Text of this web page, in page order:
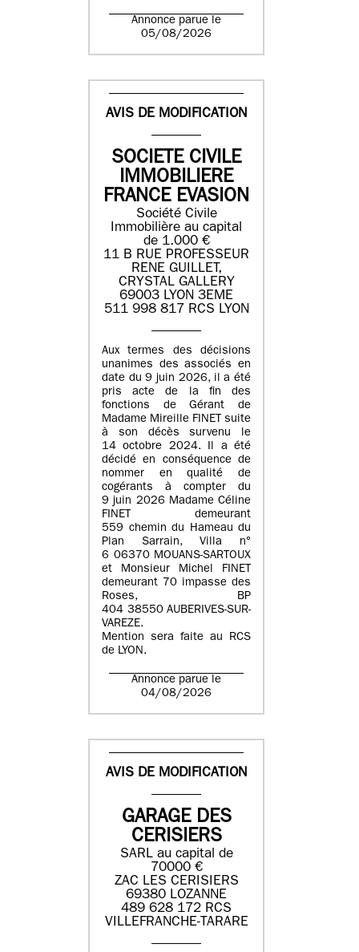
Annonce parue le
05/08/2026
AVIS DE MODIFICATION
SOCIETE CIVILE
IMMOBILIERE
FRANCE EVASION
Société Civile
Immobilière au capital
de 1.000 €
11 B RUE PROFESSEUR
RENE GUILLET,
CRYSTAL GALLERY
69003 LYON 3EME
511 998 817 RCS LYON
Aux termes des décisions
unanimes des associés en
date du 9 juin 2026, il a été
pris acte de la fin des
fonctions de Gérant de
Madame Mireille FINET suite
à son décès survenu le
14 octobre 2024. Il a été
décidé en conséquence de
nommer en qualité de
cogérants à compter du
9 juin 2026 Madame Céline
FINET demeurant
559 chemin du Hameau du
Plan Sarrain, Villa n°
6 06370 MOUANS-SARTOUX
et Monsieur Michel FINET
demeurant 70 impasse des
Roses, BP
404 38550 AUBERIVES-SUR-
VAREZE.
Mention sera faite au RCS
de LYON.
Annonce parue le
04/08/2026
AVIS DE MODIFICATION
GARAGE DES
CERISIERS
SARL au capital de
70000 €
ZAC LES CERISIERS
69380 LOZANNE
489 628 172 RCS
VILLEFRANCHE-TARARE